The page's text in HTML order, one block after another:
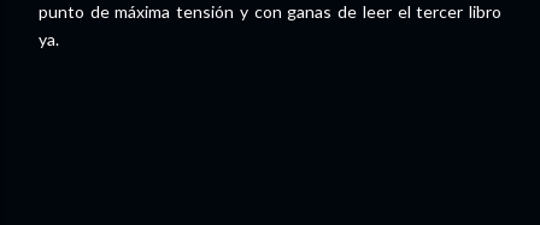
punto de máxima tensión y con ganas de leer el tercer libro
ya.